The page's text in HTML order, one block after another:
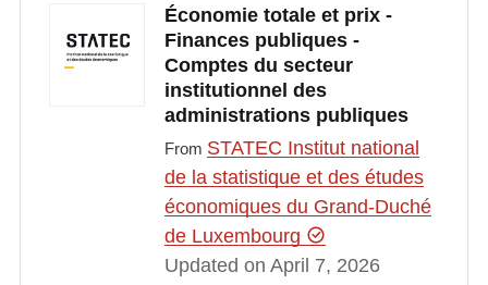
Économie totale et prix -
Finances publiques -
Comptes du secteur
institutionnel des
administrations publiques
From STATEC Institut national
de la statistique et des études
économiques du Grand-Duché
de Luxembourg
Updated on April 7, 2026